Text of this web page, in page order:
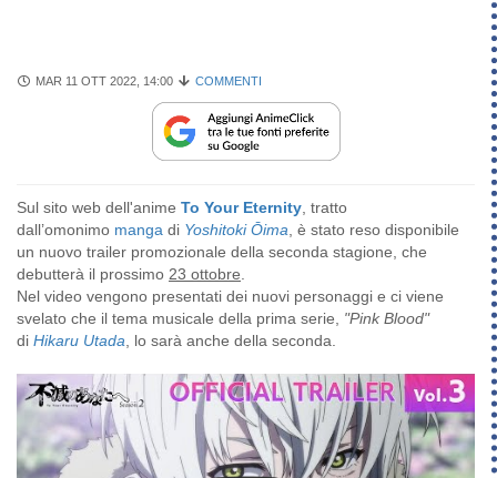
MAR 11 OTT 2022, 14:00 COMMENTI
Sul sito web dell'anime To Your Eternity, tratto
dall’omonimo manga di Yoshitoki Ōima, è stato reso disponibile
un nuovo trailer promozionale della seconda stagione, che
debutterà il prossimo 23 ottobre.
Nel video vengono presentati dei nuovi personaggi e ci viene
svelato che il tema musicale della prima serie, "Pink Blood"
di Hikaru Utada, lo sarà anche della seconda.